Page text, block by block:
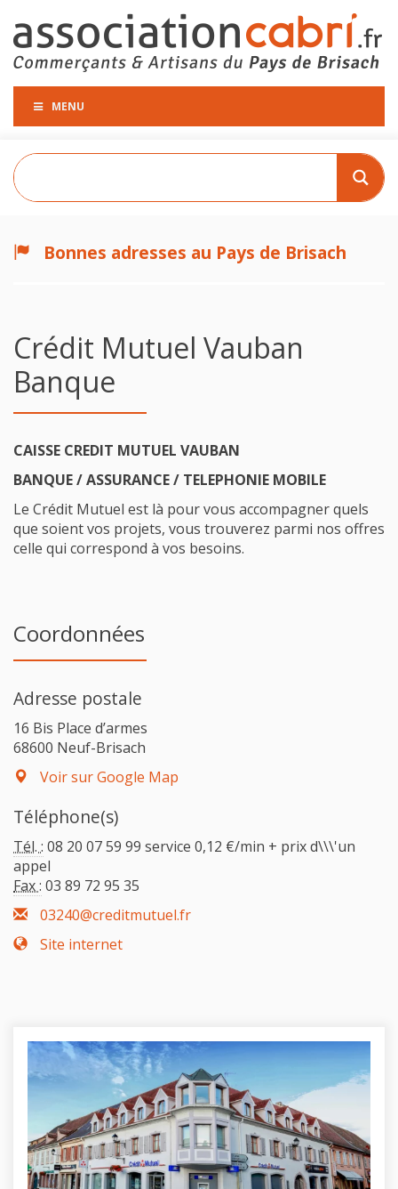
MENU
Bonnes adresses au Pays de Brisach
Crédit Mutuel Vauban
Banque
CAISSE CREDIT MUTUEL VAUBAN
BANQUE / ASSURANCE / TELEPHONIE MOBILE
Le Crédit Mutuel est là pour vous accompagner quels
que soient vos projets, vous trouverez parmi nos offres
celle qui correspond à vos besoins.
Coordonnées
Adresse postale
16 Bis Place d’armes
68600 Neuf-Brisach
Voir sur Google Map
Téléphone(s)
Tél. : 08 20 07 59 99 service 0,12 €/min + prix d\\\'un
appel
Fax : 03 89 72 95 35
03240@creditmutuel.fr
Site internet